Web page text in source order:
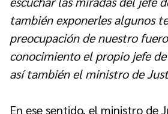
también exponerles algunos
preocupación de nuestro
conocimiento el propio jefe
así también el ministro de
En ese sentido, el ministro de